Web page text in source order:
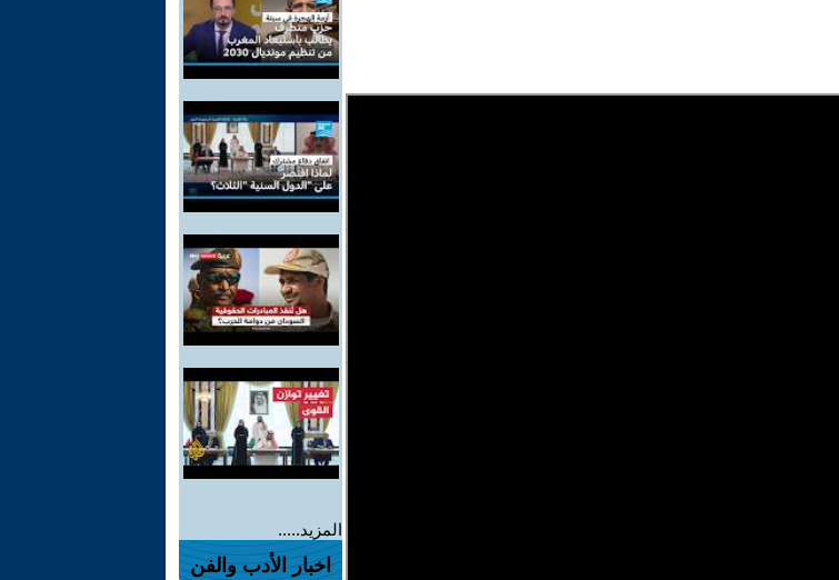
المزيد.....
اخبار الأدب والفن